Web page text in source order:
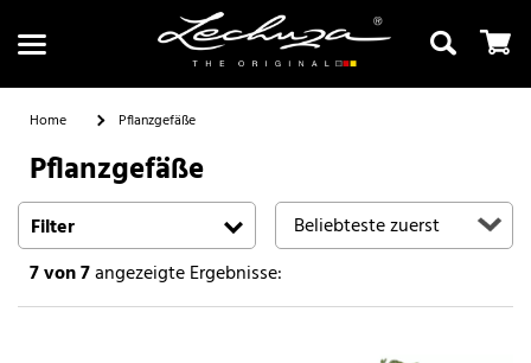
Suchen
Home Pflanzgefäße
Pflanzgefäße
Filter
7von 7angezeigte Ergebnisse: